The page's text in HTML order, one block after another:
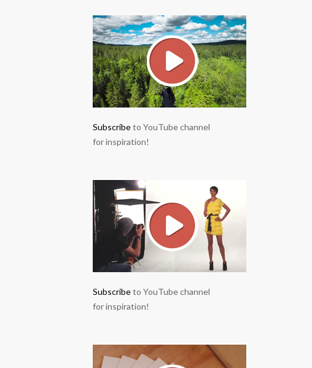
Subscribeto YouTube channel
for inspiration!
Subscribeto YouTube channel
for inspiration!